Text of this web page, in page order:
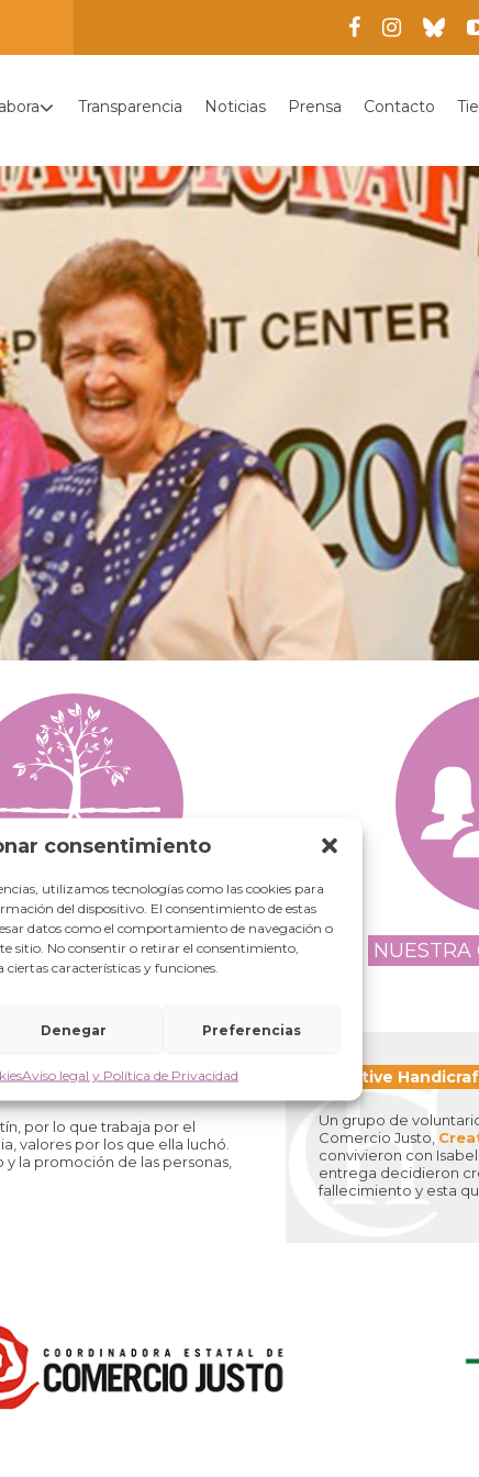
consentimiento
utilizamos tecnologías como las cookies para
del dispositivo. El consentimiento de estas
datos como el comportamiento de navegación o
sitio. No consentir o retirar el consentimiento,
características y funciones.
Denegar Preferencias
Aviso legal y Política de Privacidad
Transparencia Noticias Prensa Contacto
RAÍCES NUESTRA
aconfesional y apolítica,
por lo que trabaja por el
valores por los que ella luchó.
la promoción de las personas,
Creative
Un grupo de
Comercio Justo,
convivieron con
entrega decidieron
fallecimiento y esta